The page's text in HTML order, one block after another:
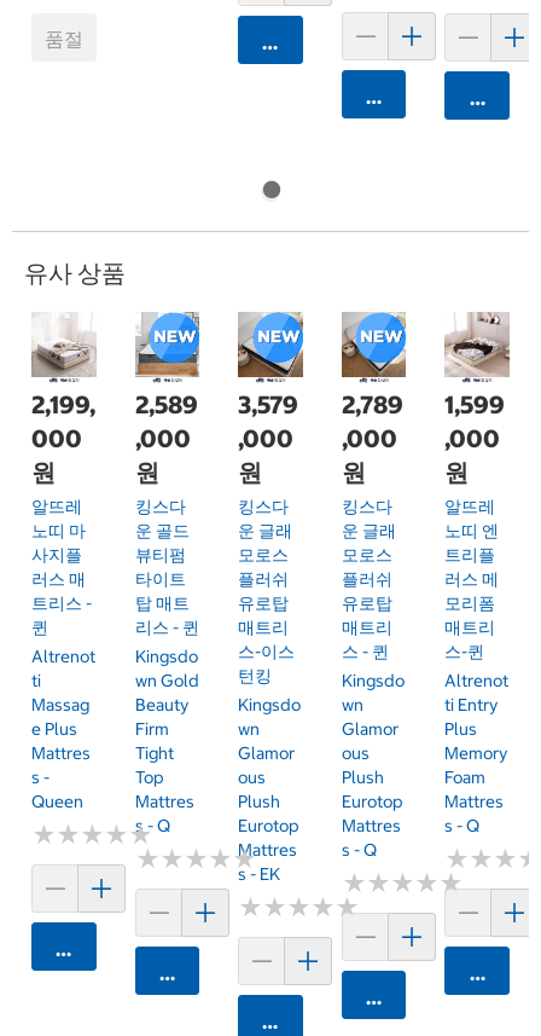
품절 카트에 담기
카트에 담기 카트에
유사 상품
2,199,
000
원
알뜨레
노띠 마
사지플
러스 매
트리스 -
퀸
Altrenot
Ti
Massag
E Plus
Mattres
S -
Queen
★★★★★
★★★★★
카트에 담기
2,589
,000
원
킹스다
운 골드
뷰티펌
타이트
탑 매트
리스 - 퀸
Kingsdo
Wn Gold
Beauty
Firm
Tight
Top
Mattres
S - Q
★★★★★
★★★★★
카트에 담기
3,579
,000
원
킹스다
운 글래
모로스
플러쉬
유로탑
매트리
스-이스
턴킹
Kingsdo
Wn
Glamor
Ous
Plush
Eurotop
Mattres
S - EK
★★★★★
★★★★★
카트에 담기
2,789
,000
원
킹스다
운 글래
모로스
플러쉬
유로탑
매트리
스 - 퀸
Kingsdo
Wn
Glamor
Ous
Plush
Eurotop
Mattres
S - Q
★★★★★
★★★★★
카트에 담기
1,599
,000
원
알뜨레
노띠 엔
트리플
러스 메
모리폼
매트리
스-퀸
Altrenot
Ti Entry
Plus
Memory
Foam
Mattres
S - Q
★★★
★★★
카트에